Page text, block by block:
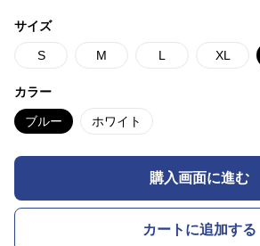
サイズ
S M L XL
カラー
ブルー ホワイト
購入画面に進む
カートに追加する